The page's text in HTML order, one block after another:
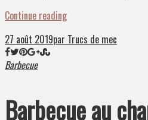
Continue reading
27 août 2019par Trucs de mec
Barbecue
Barbecue au